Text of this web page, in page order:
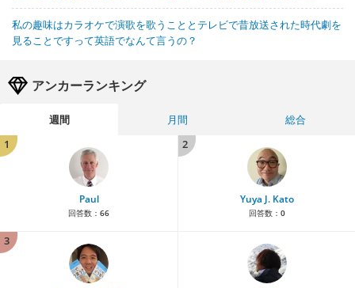
私の趣味はカラオケで演歌を歌うこととテレビで昔放送された時代劇を
見ることですって英語でなんて言うの？
アンカーランキング
週間 月間
総合
1
Paul
回答数： 66
2
Yuya J. Kato
回答数： 0
3